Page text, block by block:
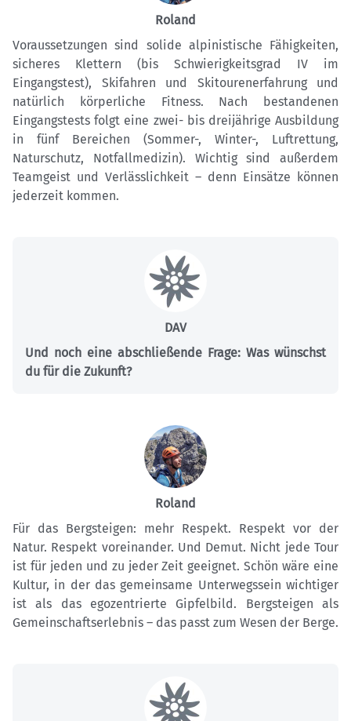
Roland
Voraussetzungen sind solide alpinistische Fähigkeiten,
sicheres Klettern (bis Schwierigkeitsgrad IV im
Eingangstest), Skifahren und Skitourenerfahrung und
natürlich körperliche Fitness. Nach bestandenen
Eingangstests folgt eine zwei- bis dreijährige Ausbildung
in fünf Bereichen (Sommer-, Winter-, Luftrettung,
Naturschutz, Notfallmedizin). Wichtig sind außerdem
Teamgeist und Verlässlichkeit – denn Einsätze können
jederzeit kommen.
DAV
Und noch eine abschließende Frage: Was wünschst
du für die Zukunft?
Roland
Für das Bergsteigen: mehr Respekt. Respekt vor der
Natur. Respekt voreinander. Und Demut. Nicht jede Tour
ist für jeden und zu jeder Zeit geeignet. Schön wäre eine
Kultur, in der das gemeinsame Unterwegssein wichtiger
ist als das egozentrierte Gipfelbild. Bergsteigen als
Gemeinschaftserlebnis – das passt zum Wesen der Berge.